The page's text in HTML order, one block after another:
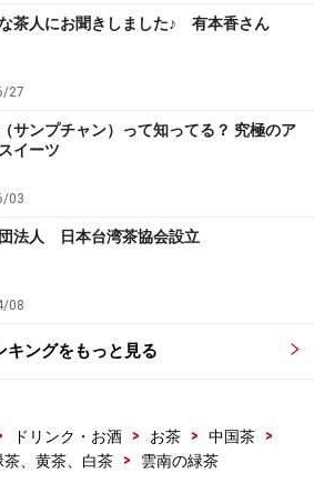
いうと、「まっすぐになってしま
べてしまうのは私だけでしょう
は雲南大葉種に良く感じられる非
系のお茶で、私の嗜好にはぴった
。これから日本にもたくさん入っ
お茶ですから、機会があったら是
い。
茶人にお聞きしました♪ 有本香さん
27
サンプチャン）って知ってる？ 究極のア
イーツ
03
法人 日本台湾茶協会設立
08
キングをもっと見る
ドリンク・お酒 > お茶 > 中国茶
>
茶、黄茶、白茶
> 雲南の緑茶